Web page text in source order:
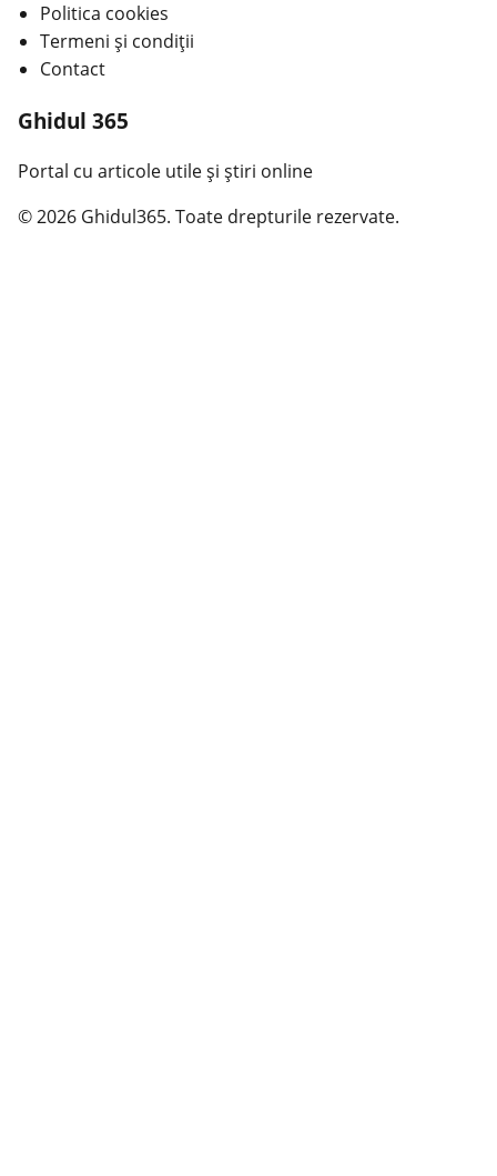
Politica cookies
Termeni și condiții
Contact
Ghidul 365
Portal cu articole utile și știri online
© 2026 Ghidul365. Toate drepturile rezervate.